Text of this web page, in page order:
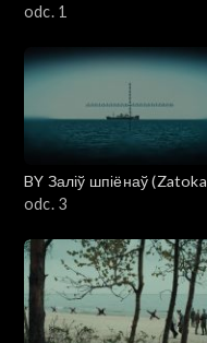
szpiegów)
odc. 1
BY Заліў шпіёнаў (Zatoka
szpiegów)
odc. 3